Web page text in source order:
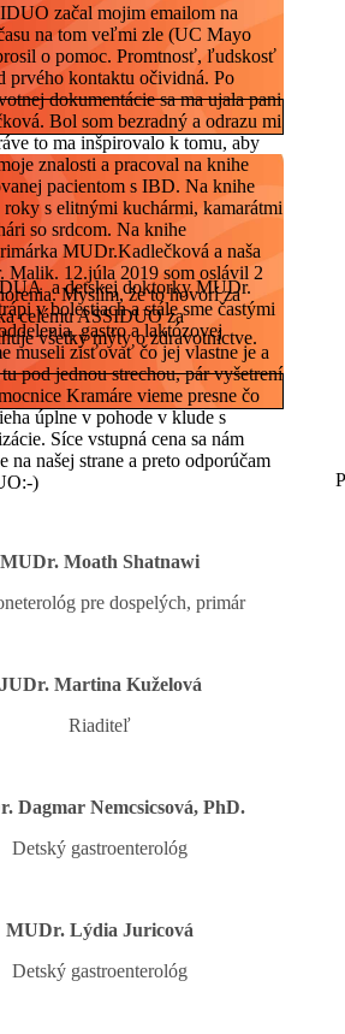
začal mojim emailom na
na tom veľmi zle (UC Mayo
o pomoc. Promtnosť, ľudskosť
prvého kontaktu očividná. Po
dokumentácie sa ma ujala pani
Bol som bezradný a odrazu mi
to ma inšpirovalo k tomu, aby
znalosti a pracoval na knihe
pacientom s IBD. Na knihe
s elitnými kuchármi, kamarátmi
so srdcom. Na knihe
MUDr.Kadlečková a naša
12.júla 2019 som oslávil 2
Myslím, že to hovorí za
celému ASSIDUO za
všetky mýty o zdravotníctve.
a detskej doktorky MUDr.
v bolestiach a stále sme častými
gastro a laktózovej
museli zisťovať čo jej vlastne je a
pod jednou strechou, pár vyšetrení
Kramáre vieme presne čo
úplne v pohode v klude s
Síce vstupná cena sa nám
našej strane a preto odporúčam
)
MUDr. Moath Shatnawi
pre dospelých, primár
JUDr. Martina Kuželová
Riaditeľ
Dagmar Nemcsicsová, PhD.
Detský gastroenterológ
MUDr. Lýdia Juricová
Detský gastroenterológ